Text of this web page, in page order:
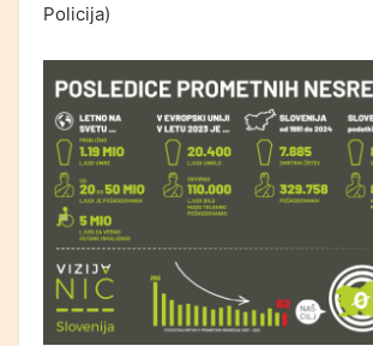
Policija)